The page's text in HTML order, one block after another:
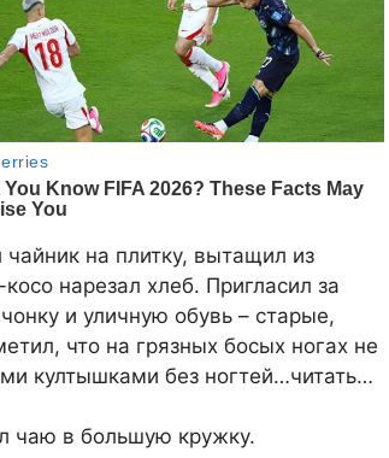
на плитку, вытащил из
нарезал хлеб. Пригласил за
и уличную обувь – старые,
что на грязных босых ногах не
култышками без ногтей…читать…
чаю в большую кружку.